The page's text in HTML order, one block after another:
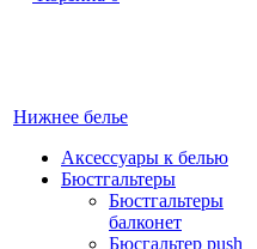
Нижнее белье
Аксессуары к белью
Бюстгальтеры
Бюстгальтеры
балконет
Бюсгальтер push